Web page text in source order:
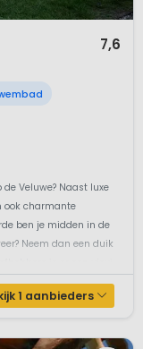
7,6
Veluwe? Naast luxe
ook charmante
ben je midden in de
Neem dan een duik
1 aanbieders